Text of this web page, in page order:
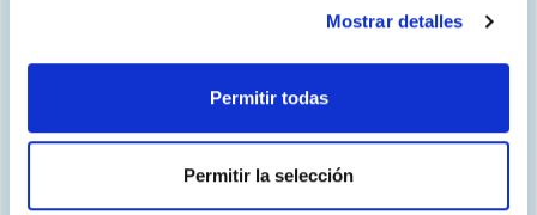
Mostrar detalles
Permitir todas
Permitir la selección